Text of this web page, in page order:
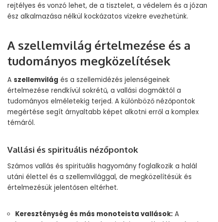
rejtélyes és vonzó lehet, de a tisztelet, a védelem és a józan
ész alkalmazása nélkül kockázatos vizekre evezhetünk.
A szellemvilág értelmezése és a
tudományos megközelítések
A szellemvilág és a szellemidézés jelenségeinek
értelmezése rendkívül sokrétű, a vallási dogmáktól a
tudományos elméletekig terjed. A különböző nézőpontok
megértése segít árnyaltabb képet alkotni erről a komplex
témáról.
Vallási és spirituális nézőpontok
Számos vallás és spirituális hagyomány foglalkozik a halál
utáni élettel és a szellemvilággal, de megközelítésük és
értelmezésük jelentősen eltérhet.
Kereszténység és más monoteista vallások: A